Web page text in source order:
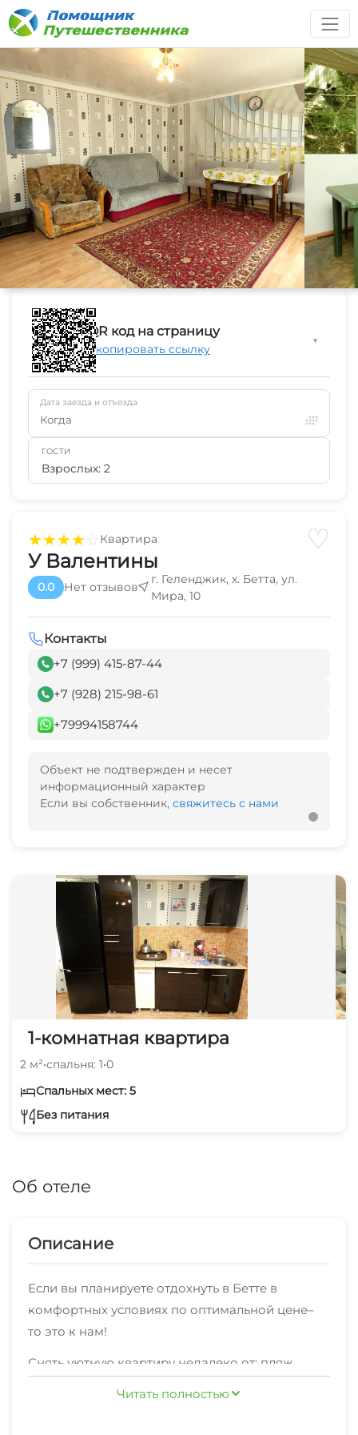
★★★★☆Квартира ♡
У Валентины
0.0 Нет отзывов
г. Геленджик, х. Бетта, ул.
Мира, 10
Контакты
+7 (999) 415-87-44
+7 (928) 215-98-61
+79994158744
Объект не подтвержден и несет
информационный характер
Если вы собственник, свяжитесь с нами
1-комнатная квартира
2 м²•спальня: 1•0
Спальных мест: 5
Без питания
Об отеле
Описание
Если вы планируете отдохнуть в Бетте в
комфортных условиях по оптимальной цене–
то это к нам!
Снять уютную квартиру недалеко от: пляж
Читать полностью
QR код на страницу
Скопировать ссылку
▼
Дата заезда и отъезда
Когда
ГОСТИ
Взрослых: 2